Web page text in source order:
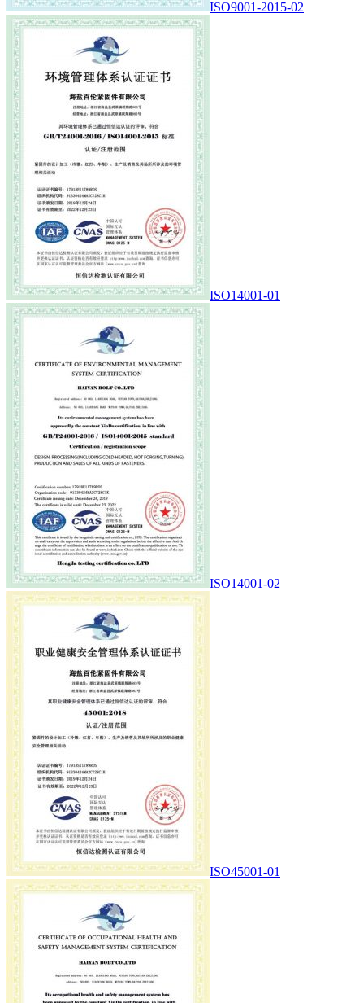
ISO9001-2015-02
ISO14001-01
ISO14001-02
ISO45001-01